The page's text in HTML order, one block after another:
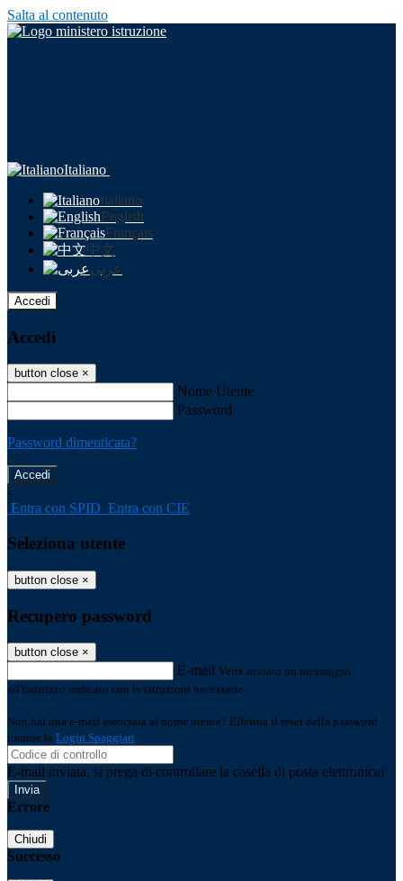
Salta al contenuto
Italiano
Italiano
English
Français
中文
عربى
Accedi
Accedi
button close ×
Nome Utente
Password
Password dimenticata?
-
Entra con SPID Entra con CIE
Seleziona utente
button close ×
Recupero password
button close ×
E-mail Verrà inviato un messaggio
all'indirizzo indicato con le istruzioni necessarie.
Non hai una e-mail associata al nome utente? Effettua il reset della password
tramite la Login Spaggiari
E-mail inviata, si prega di controllare la casella di posta elettronica!
Errore
Chiudi
Successo